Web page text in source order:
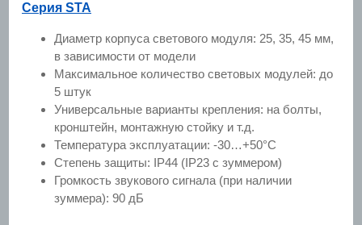
Серия STA
Диаметр корпуса светового модуля: 25, 35, 45 мм,
в зависимости от модели
Максимальное количество световых модулей: до
5 штук
Универсальные варианты крепления: на болты,
кронштейн, монтажную стойку и т.д.
Температура эксплуатации: -30…+50°C
Степень защиты: IP44 (IP23 с зуммером)
Громкость звукового сигнала (при наличии
зуммера): 90 дБ